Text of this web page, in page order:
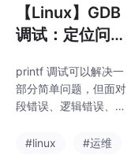
整个文件的副本，而是
每次提交之间的。Git 管
理的代码有一个本地仓
件在工作区（Working
Directory）被修改后，
通过。只写“修改”、“更
等于没写。首次使用 Git
【Linux】GDB
调试：定位问题
printf 调试可以解决一
部分简单问题，但面对
段错误、逻辑错误、需
场景，调试器才是真正
#linux #运维